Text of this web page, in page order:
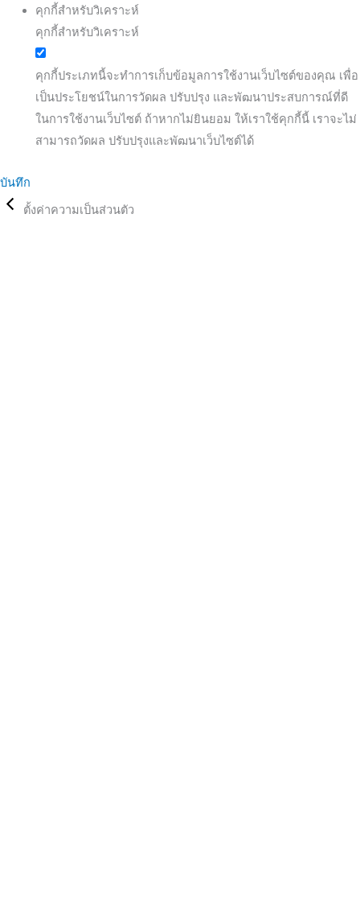
คุกกี้สำหรับวิเคราะห์
คุกกี้สำหรับวิเคราะห์
คุกกี้ประเภทนี้จะทำการเก็บข้อมูลการใช้งานเว็บไซต์ของคุณ เพื่อ
เป็นประโยชน์ในการวัดผล ปรับปรุง และพัฒนาประสบการณ์ที่ดี
ในการใช้งานเว็บไซต์ ถ้าหากไม่ยินยอม ให้เราใช้คุกกี้นี้ เราจะไม่
สามารถวัดผล ปรับปรุงและพัฒนาเว็บไซต์ได้
บันทึก
ตั้งค่าความเป็นส่วนตัว